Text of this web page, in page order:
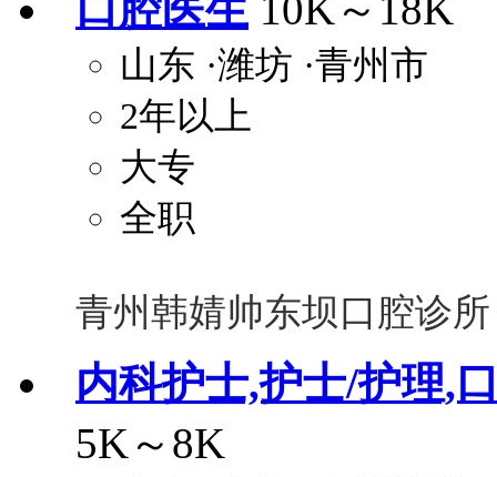
山东 ·潍坊 ·青州市
2年以上
大专
全职
青州韩婧帅东坝口腔诊所
内科护士,护士/护理,
5K～8K